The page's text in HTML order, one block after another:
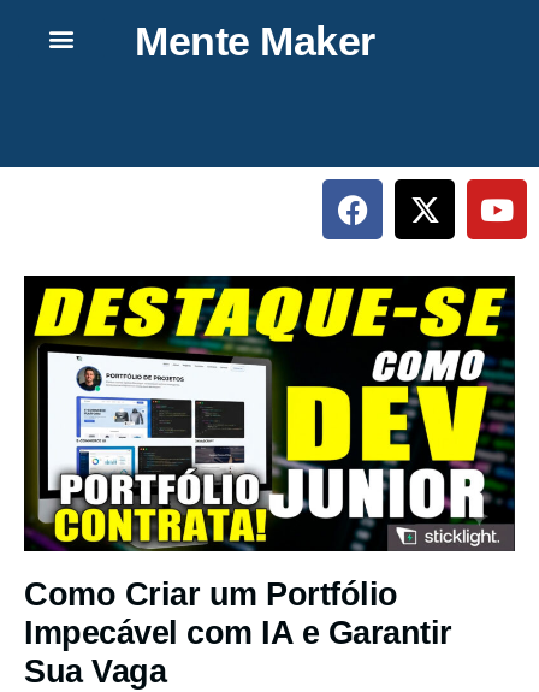
Mente Maker
Como Criar um Portfólio
Impecável com IA e Garantir
Sua Vaga